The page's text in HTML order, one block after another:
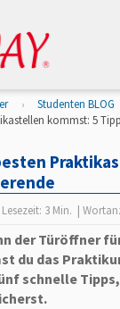
Studenten BLOG
kommst: 5
Lesezeit: 3 Min. |
der Türöffner
du das
schnelle